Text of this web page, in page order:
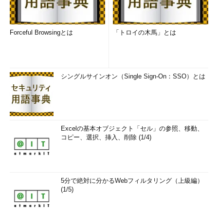
Forceful Browsingとは 「トロイの木馬」とは
シングルサインオン（Single Sign-On：SSO）とは
Excelの基本オブジェクト「セル」の参照、移動、
コピー、選択、挿入、削除 (1/4)
5分で絶対に分かるWebフィルタリング（上級編）
(1/5)